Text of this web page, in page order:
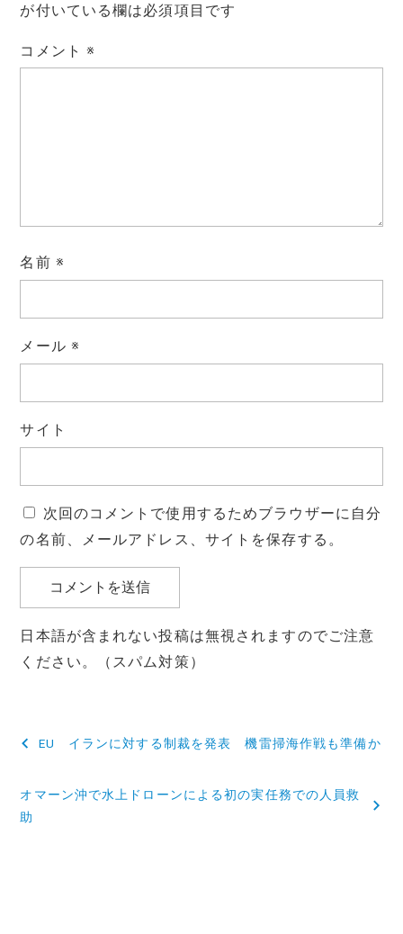
が付いている欄は必須項目です
コメント※
名前 ※
メール ※
サイト
次回のコメントで使用するためブラウザーに自分
の名前、メールアドレス、サイトを保存する。
日本語が含まれない投稿は無視されますのでご注意
ください。（スパム対策）
投
ナ
EU イランに対する制裁を発表 機雷掃海作戦も準備か
オマーン沖で水上ドローンによる初の実任務での人員救
助